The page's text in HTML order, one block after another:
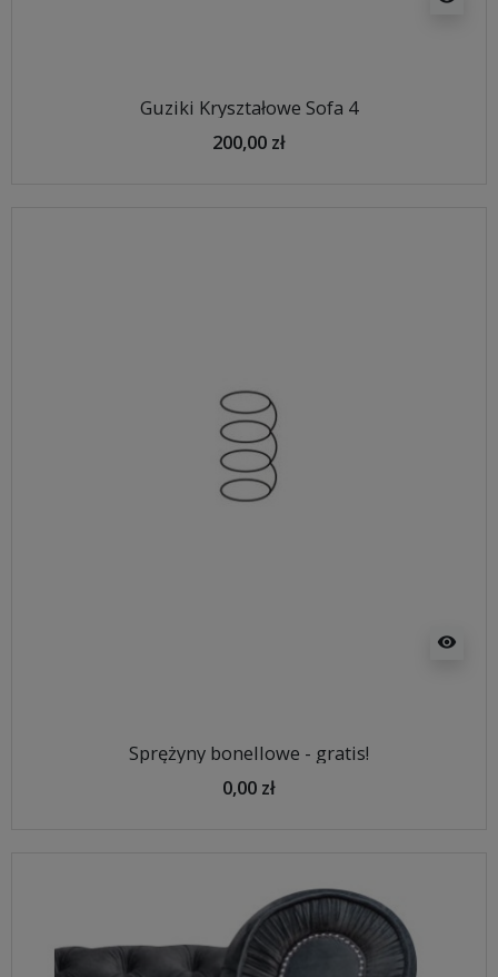
Guziki Kryształowe Sofa 4
200,00 zł
visibility
Sprężyny bonellowe - gratis!
0,00 zł